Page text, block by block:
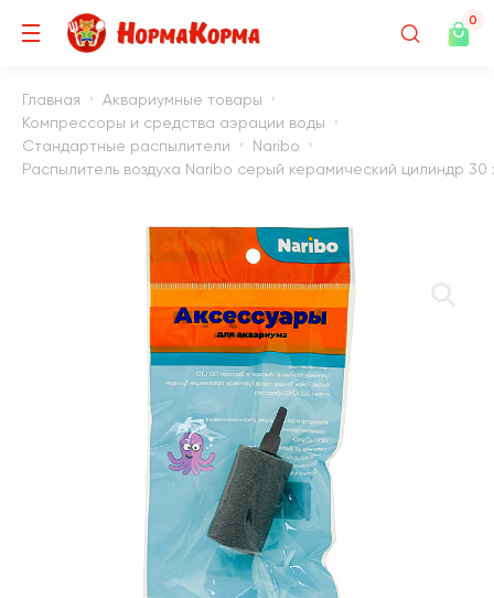
0
Главная
Аквариумные товары
Компрессоры и средства аэрации воды
Стандартные распылители
Naribo
Распылитель воздуха Naribo серый керамический цилиндр 30